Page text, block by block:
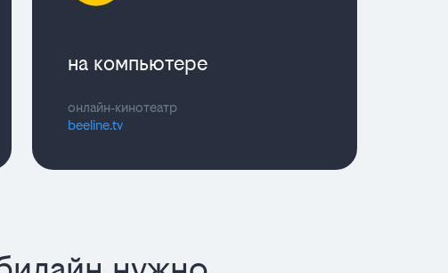
на компьютере
онлайн‑кинотеатр
beeline.tv